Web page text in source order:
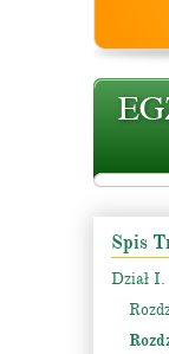
Spis
Dział